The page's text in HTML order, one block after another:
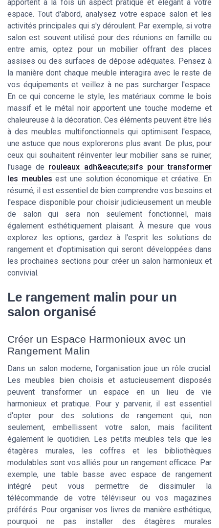
apportent à la fois un aspect pratique et élégant à votre
espace. Tout d'abord, analysez votre espace salon et les
activités principales qui s'y déroulent. Par exemple, si votre
salon est souvent utilisé pour des réunions en famille ou
entre amis, optez pour un mobilier offrant des places
assises ou des surfaces de dépose adéquates. Pensez à
la manière dont chaque meuble interagira avec le reste de
vos équipements et veillez à ne pas surcharger l'espace.
En ce qui concerne le style, les matériaux comme le bois
massif et le métal noir apportent une touche moderne et
chaleureuse à la décoration. Ces éléments peuvent être liés
à des meubles multifonctionnels qui optimisent l'espace,
une astuce que nous explorerons plus avant. De plus, pour
ceux qui souhaitent réinventer leur mobilier sans se ruiner,
l'usage de rouleaux adh&eacute;sifs pour transformer
les meubles est une solution économique et créative. En
résumé, il est essentiel de bien comprendre vos besoins et
l'espace disponible pour choisir judicieusement un meuble
de salon qui sera non seulement fonctionnel, mais
également esthétiquement plaisant. À mesure que vous
explorez les options, gardez à l'esprit les solutions de
rangement et d'optimisation qui seront développées dans
les prochaines sections pour créer un salon harmonieux et
convivial.
Le rangement malin pour un
salon organisé
Créer un Espace Harmonieux avec un
Rangement Malin
Dans un salon moderne, l'organisation joue un rôle crucial.
Les meubles bien choisis et astucieusement disposés
peuvent transformer un espace en un lieu de vie
harmonieux et pratique. Pour y parvenir, il est essentiel
d'opter pour des solutions de rangement qui, non
seulement, embellissent votre salon, mais facilitent
également le quotidien. Les petits meubles tels que les
étagères murales, les coffres et les bibliothèques
modulables sont vos alliés pour un rangement efficace. Par
exemple, une table basse avec espace de rangement
intégré peut vous permettre de dissimuler la
télécommande de votre téléviseur ou vos magazines
préférés. Pour organiser vos livres de manière esthétique,
pourquoi ne pas installer des étagères murales